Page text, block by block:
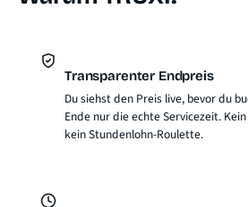
Transparenter Endpreis
Du siehst den Preis live, bevor du
Ende nur die echte Servicezeit.
kein Stundenlohn-Roulette.